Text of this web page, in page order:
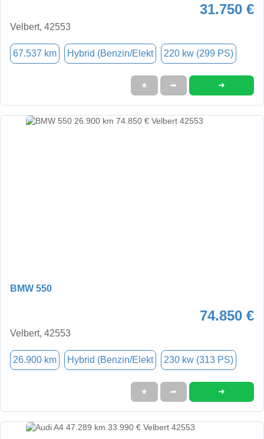
31.750 €
Velbert, 42553
67.537 km Hybrid (Benzin/Elekt 220 kw (299 PS)
★ ➦ ➜
BMW 550
74.850 €
Velbert, 42553
26.900 km Hybrid (Benzin/Elekt 230 kw (313 PS)
★ ➦ ➜